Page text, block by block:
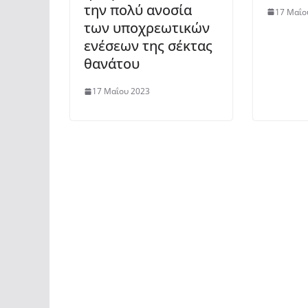
την πολύ ανοσία
των υποχρεωτικών
ενέσεων της σέκτας
θανάτου
17 Μαΐου 2023
17